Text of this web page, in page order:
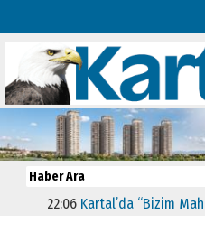
22:06 Kartal’da “Bizim